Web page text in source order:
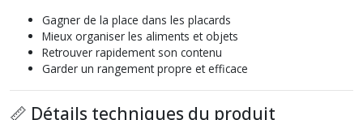
Gagner de la place dans les placards
Mieux organiser les aliments et objets
Retrouver rapidement son contenu
Garder un rangement propre et efficace
📏 Détails techniques du produit